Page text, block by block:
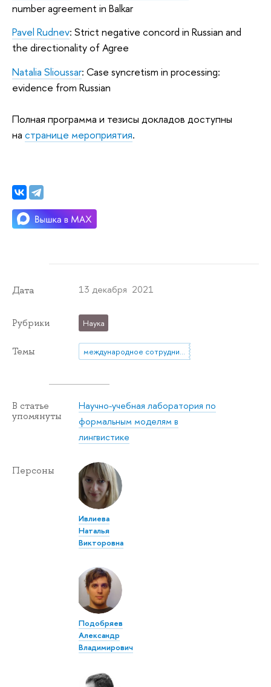
number agreement in Balkar
Pavel Rudnev: Strict negative concord in Russian and
the directionality of Agree
Natalia Slioussar: Case syncretism in processing:
evidence from Russian
Полная программа и тезисы докладов доступны
на странице мероприятия.
Дата 13 декабря 2021
Рубрики Наука
Темы международное сотрудничество
В статье
упомянуты
Научно-учебная лаборатория по
формальным моделям в
лингвистике
Персоны
Ивлиева
Наталья
Викторовна
Подобряев
Александр
Владимирович